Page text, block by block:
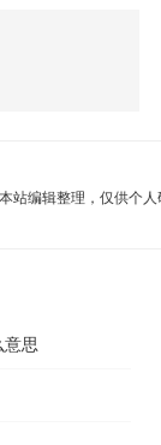
站编辑整理，仅供个
思